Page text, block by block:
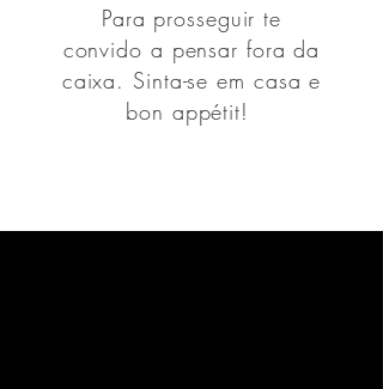
Para prosseguir te
convido a pensar fora da
caixa. Sinta-se em casa e
bon appétit!